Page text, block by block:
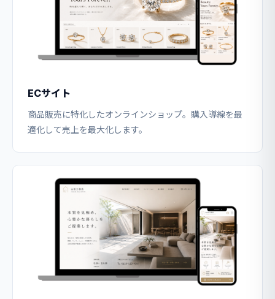
ECサイト
商品販売に特化したオンラインショップ。購入導線を最
適化して売上を最大化します。